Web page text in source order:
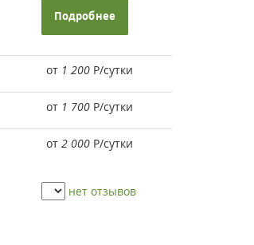
Подробнее
от 1 200 Р/сутки
от 1 700 Р/сутки
от 2 000 Р/сутки
нет отзывов